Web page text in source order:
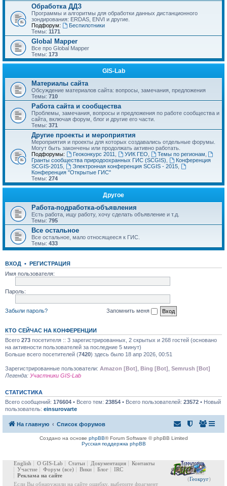
Обработка ДДЗ
Программы и алгоритмы для обработки данных дистанционного
зондирования: ERDAS, ENVI и другие.
Подфорум:
Беспилотники
Темы: 1171
Global Mapper
Все про Global Mapper
Темы: 173
GIS-Lab
Материалы сайта
Обсуждение материалов сайта: вопросы, замечания, предложения
Темы: 710
Работа сайта и сообщества
Проблемы, замечания, вопросы и предложения по работе сообщества и
сайта, включая форум, блог и другие его части.
Темы: 371
Другие проекты и мероприятия
Мероприятия и проекты для которых создавались отдельные форумы.
Могут быть закончены или продолжать активно работать.
Подфорумы:
Геоконкурс 2011 УИК ГЕО Темы по регионам
Гранты сообщества природоохранных ГИС (SCGIS)
Конференция
SCGIS-2015
Электронная конференция SCGIS - 2015,
Конференция "Открытые ГИС"
Темы: 274
Другое
Работа-подработка-объявления
Есть работа, ищу работу, хочу сделать объявление и т.д.
Темы: 795
Все остальное
Все остальное, мало относящееся к ГИС.
Темы: 433
ВХОД • РЕГИСТРАЦИЯ
Имя пользователя:
Пароль:
Забыли пароль? Запомнить меня
КТО СЕЙЧАС НА КОНФЕРЕНЦИИ
Всего 273 посетителя :: 3 зарегистрированных, 2 скрытых и 268 гостей (основано
на активности пользователей за последние 5 минут)
Больше всего посетителей (7420) здесь было 18 апр 2026, 00:51
Зарегистрированные пользователи: Amazon [Bot] Bing [Bot] Semrush [Bot]
Легенда: Участники GIS-Lab
СТАТИСТИКА
Всего сообщений: 176604 • Всего тем: 23854 • Всего пользователей: 23572 • Новый
пользователь: einsurovarte
На главную Список форумов
Создано на основе phpBB® Forum Software © phpBB Limited
Русская поддержка phpBB
(Геокруг)
English О GIS-Lab Статьи Документация
Контакты
Участие
Форум (все) Вики Блог
IRC
Реклама на сайте
Если Вы обнаружили на сайте ошибку, выберите фрагмент